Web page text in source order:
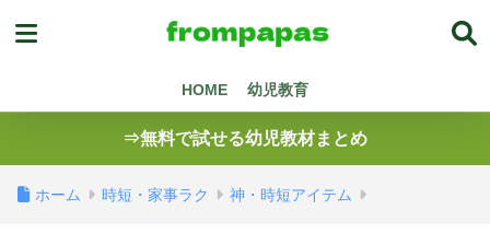
HOME 幼児教育
⇒無料で試せる幼児教材まとめ
ホーム 時短・家事ラク 神・時短アイテム